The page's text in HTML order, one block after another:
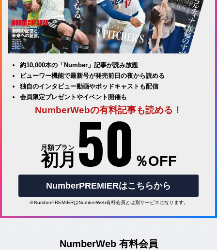
約10,000本の「Number」記事が読み放題
ビューワー機能で最新号が発売前日の夜から読める
独自のインタビュー動画やポッドキャストも配信
会員限定プレゼントやイベント開催も
NumberWebの有料記事も読める！
月額プラン
初月 50 ％OFF
NumberPREMIERはこちらから
※NumberPREMIERはNumberWeb有料会員とは別サービスになります。
NumberWeb 有料会員